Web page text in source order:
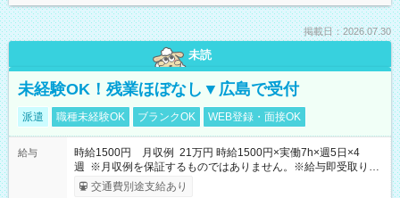
掲載日：2026.07.30
未読
未経験OK！残業ほぼなし▼広島で受付
派遣 職種未経験OK ブランクOK WEB登録・面接OK
給与
時給1500円 月収例 21万円 時給1500円×実働7h×週5日×4
週 ※月収例を保証するものではありません。※給与即受取りサ
ービス利用可（利用条件有）
交通費別途支給あり